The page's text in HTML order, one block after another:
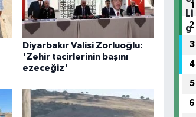
Diyarbakır Valisi Zorluoğlu:
'Zehir tacirlerinin başını
ezeceğiz'
1
2
3
4
5
6